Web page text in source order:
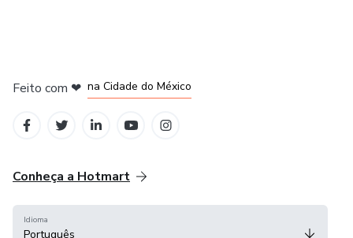
Feito com ❤ na Cidade do México
Conheça a Hotmart
Idioma
Português